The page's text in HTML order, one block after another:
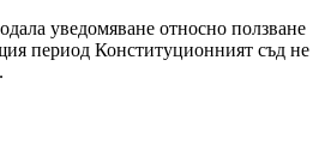
уведомяване относно ползване
период Конституционният съд не